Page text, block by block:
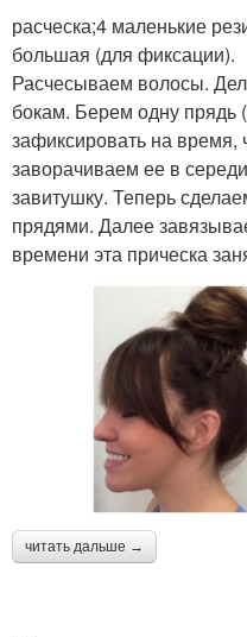
расческа;4 маленькие
большая (для фиксации).
Расчесываем волосы.
бокам. Берем одну прядь
зафиксировать на
заворачиваем ее в
завитушку. Теперь
прядями. Далее
времени эта прическа
читать дальше →